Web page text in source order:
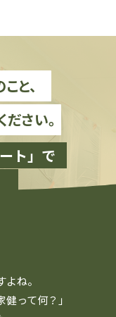
と、
さい。
ト」で
ね。
って何？」